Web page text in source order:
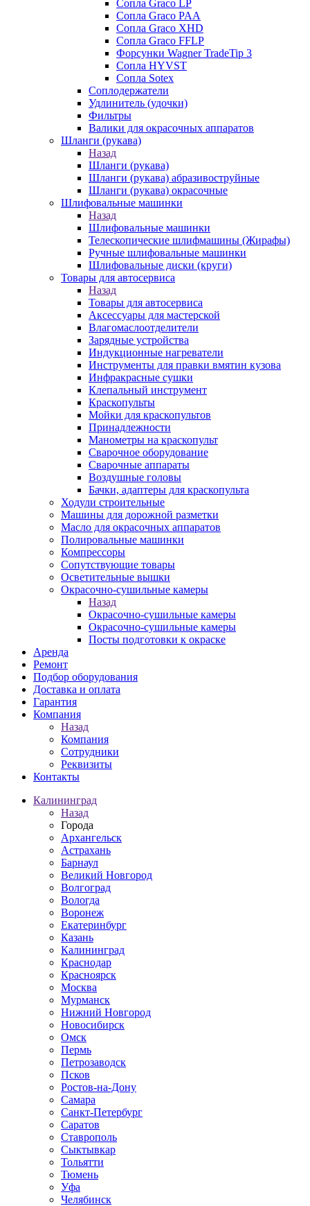
Сопла Graco LP
Сопла Graco PAA
Сопла Graco XHD
Сопла Graco FFLP
Форсунки Wagner TradeTip 3
Сопла HYVST
Сопла Sotex
Соплодержатели
Удлинитель (удочки)
Фильтры
Валики для окрасочных аппаратов
Шланги (рукава)
Назад
Шланги (рукава)
Шланги (рукава) абразивоструйные
Шланги (рукава) окрасочные
Шлифовальные машинки
Назад
Шлифовальные машинки
Телескопические шлифмашины (Жирафы)
Ручные шлифовальные машинки
Шлифовальные диски (круги)
Товары для автосервиса
Назад
Товары для автосервиса
Аксессуары для мастерской
Влагомаслоотделители
Зарядные устройства
Индукционные нагреватели
Инструменты для правки вмятин кузова
Инфракрасные сушки
Клепальный инструмент
Краскопульты
Мойки для краскопультов
Принадлежности
Манометры на краскопульт
Сварочное оборудование
Сварочные аппараты
Воздушные головы
Бачки, адаптеры для краскопульта
Ходули строительные
Машины для дорожной разметки
Масло для окрасочных аппаратов
Полировальные машинки
Компрессоры
Сопутствующие товары
Осветительные вышки
Окрасочно-сушильные камеры
Назад
Окрасочно-сушильные камеры
Окрасочно-сушильные камеры
Посты подготовки к окраске
Аренда
Ремонт
Подбор оборудования
Доставка и оплата
Гарантия
Компания
Назад
Компания
Сотрудники
Реквизиты
Контакты
Калининград
Назад
Города
Архангельск
Астрахань
Барнаул
Великий Новгород
Волгоград
Вологда
Воронеж
Екатеринбург
Казань
Калининград
Краснодар
Красноярск
Москва
Мурманск
Нижний Новгород
Новосибирск
Омск
Пермь
Петрозаводск
Псков
Ростов-на-Дону
Самара
Санкт-Петербург
Саратов
Ставрополь
Сыктывкар
Тольятти
Тюмень
Уфа
Челябинск